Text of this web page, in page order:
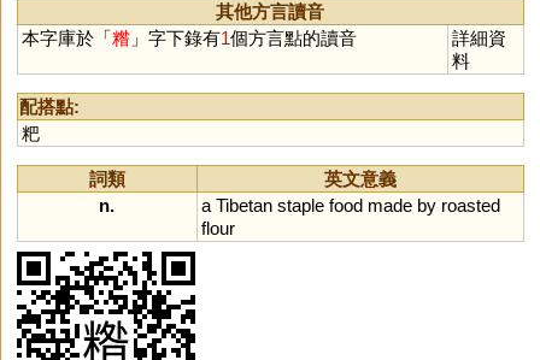
其他方言讀音
本字庫於「 糌」字下錄有1個方言點的讀音
詳細資
料
配搭點:
粑
詞類
英文意義
n.
a Tibetan staple food made by roasted
flour